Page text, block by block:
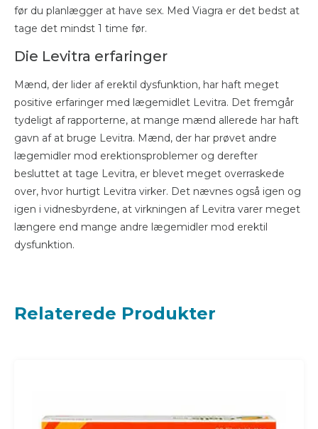
før du planlægger at have sex. Med Viagra er det bedst at
tage det mindst 1 time før.
Die Levitra erfaringer
Mænd, der lider af erektil dysfunktion, har haft meget
positive erfaringer med lægemidlet Levitra. Det fremgår
tydeligt af rapporterne, at mange mænd allerede har haft
gavn af at bruge Levitra. Mænd, der har prøvet andre
lægemidler mod erektionsproblemer og derefter
besluttet at tage Levitra, er blevet meget overraskede
over, hvor hurtigt Levitra virker. Det nævnes også igen og
igen i vidnesbyrdene, at virkningen af Levitra varer meget
længere end mange andre lægemidler mod erektil
dysfunktion.
Relaterede Produkter